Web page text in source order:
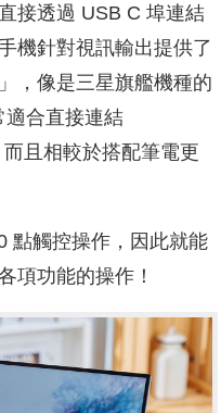
接透過 USB C 埠連結
機針對視訊輸出提供了
，像是三星旗艦機種的
適合直接連結
且相較於搭配筆電更
點觸控操作，因此就能
項功能的操作！